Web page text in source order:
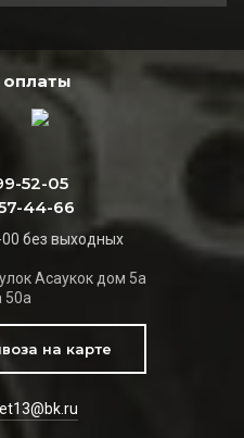
52-05
44-66
без выходных
Асаукок дом 5а
50а
на карте